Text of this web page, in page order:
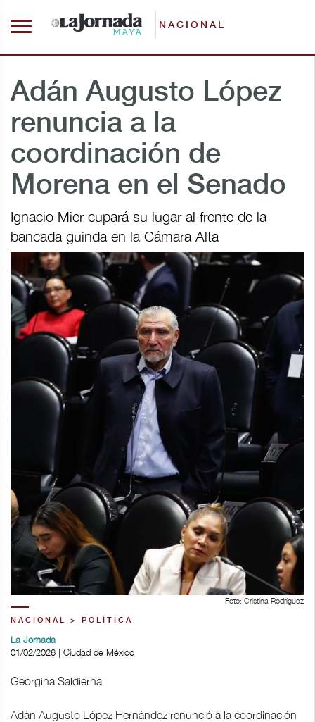
NACIONAL
Adán Augusto López
renuncia a la
coordinación de
Morena en el Senado
Ignacio Mier cupará su lugar al frente de la
bancada guinda en la Cámara Alta
Foto: Cristina Rodríguez
NACIONAL > POLÍTICA
La Jornada
01/02/2026 | Ciudad de México
Georgina Saldierna
Adán Augusto López Hernández renunció a la coordinación